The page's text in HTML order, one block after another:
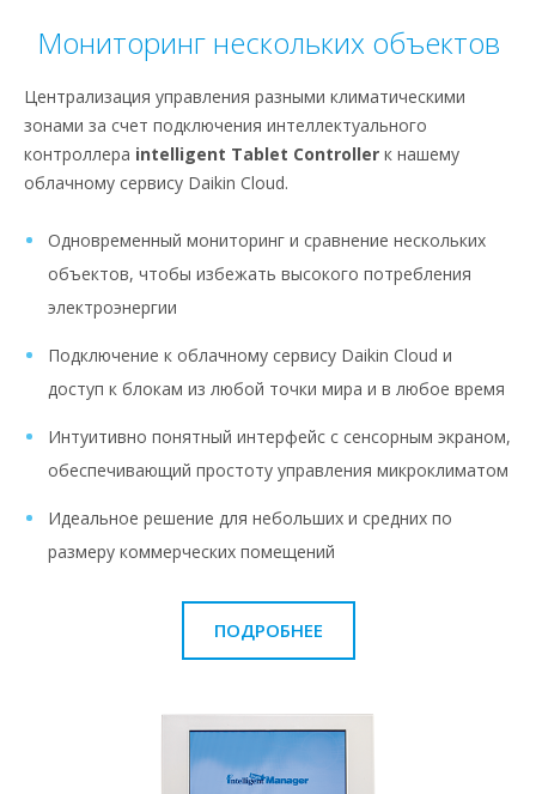
Мониторинг нескольких объектов
Централизация управления разными климатическими
зонами за счет подключения интеллектуального
контроллера intelligent Tablet Controller к нашему
облачному сервису Daikin Cloud.
Одновременный мониторинг и сравнение нескольких
объектов, чтобы избежать высокого потребления
электроэнергии
Подключение к облачному сервису Daikin Cloud и
доступ к блокам из любой точки мира и в любое время
Интуитивно понятный интерфейс с сенсорным экраном,
обеспечивающий простоту управления микроклиматом
Идеальное решение для небольших и средних по
размеру коммерческих помещений
ПОДРОБНЕЕ